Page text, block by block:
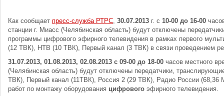
Как сообщает пресс-служба РТРС, 30.07.2013 г. с 10-00 до 16-00
станции г. Миасс (Челябинская область) будут отключены
программы цифрового эфирного телевидения в рамках первого
(12 ТВК), НТВ (10 ТВК), Первый канал (3 ТВК) в связи проведением
31.07.2013, 01.08.2013, 02.08.2013 с 09-00 до 18-00 часов местного
(Челябинская область) будут отключены передатчики,
ТВК), Первый канал (11ТВК), Россия 2 (29 ТВК), Радио России (68,36
работ по монтажу оборудования цифрового эфирного телевидения.